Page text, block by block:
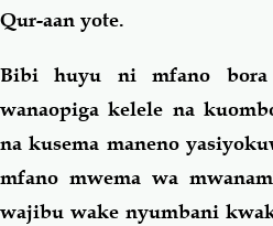
Qur-aan yote.
Bibi huyu ni mfano bora
wanaopiga kelele na
na kusema maneno
mfano mwema wa
wajibu wake nyumbani